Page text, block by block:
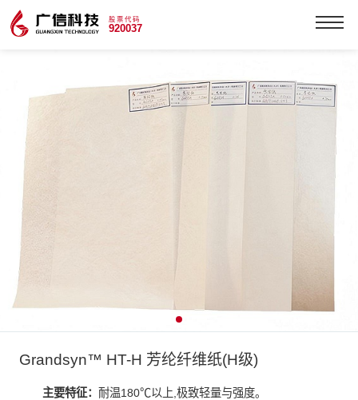
股票代码
920037
Grandsyn™ HT-H 芳纶纤维纸(H级)
主要特征： 耐温180℃以上,极致轻量与强度。